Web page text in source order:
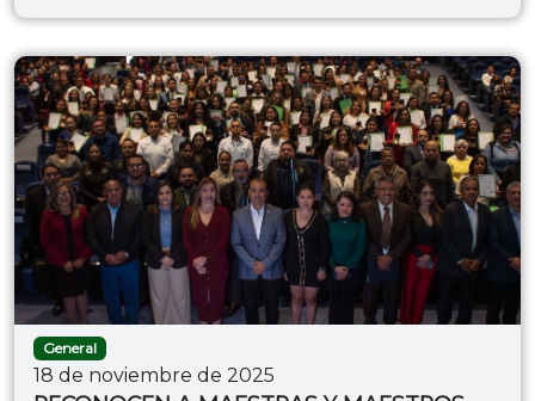
General
18 de noviembre de 2025